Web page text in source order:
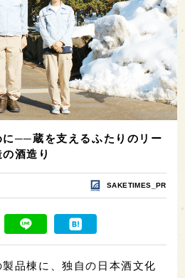
──蔵を支えるふたりのリー
酒造り
SAKETIMES_PR
品棟に、独自の日本酒文化